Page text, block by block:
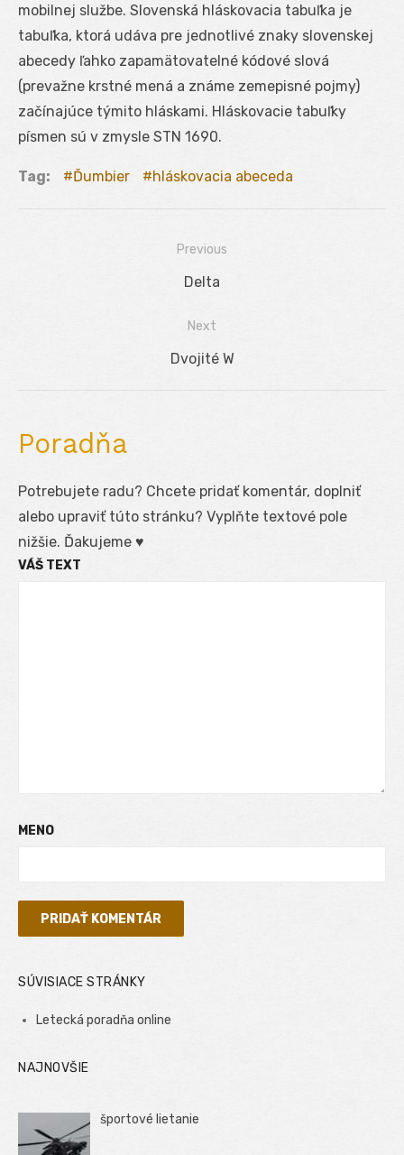
mobilnej službe. Slovenská hláskovacia tabuľka je
tabuľka, ktorá udáva pre jednotlivé znaky slovenskej
abecedy ľahko zapamätovatelné kódové slová
(prevažne krstné mená a známe zemepisné pojmy)
začínajúce týmito hláskami. Hláskovacie tabuľky
písmen sú v zmysle STN 1690.
Tag: Ďumbier hláskovacia abeceda
Previous
Previous
Delta
Next
Next
Dvojité W
Poradňa
Potrebujete radu? Chcete pridať komentár, doplniť
alebo upraviť túto stránku? Vyplňte textové pole
nižšie. Ďakujeme ♥
VÁŠ TEXT
MENO
SÚVISIACE STRÁNKY
Letecká poradňa online
NAJNOVŠIE
športové lietanie